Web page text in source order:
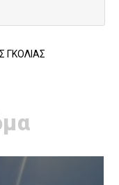
ΓΚΟΛΙΑΣ